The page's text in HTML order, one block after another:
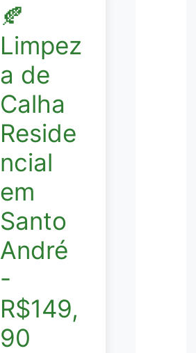
🍂
Limpez
a de
Calha
Reside
ncial
em
Santo
André
-
R$149,
90